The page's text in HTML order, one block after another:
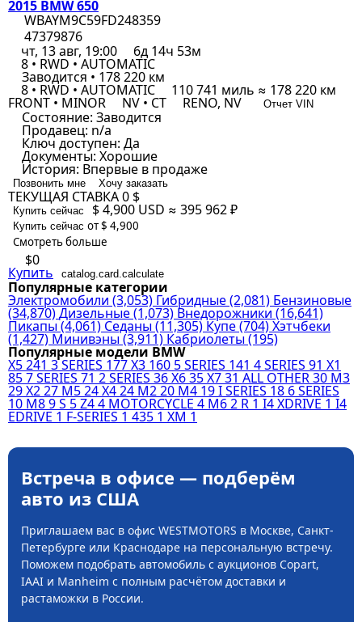
2015 BMW 650
WBAYM9C59FD248359
47379876
чт, 13 авг, 19:00
6д 14ч 53м
8 • RWD • AUTOMATIC
Заводится • 178 220 км
8 • RWD • AUTOMATIC 110 741 миль ≈ 178 220 км
FRONT • MINOR NV • CT RENO, NV Отчет VIN
Состояние: Заводится
Продавец: n/a
Ключ доступен: Да
Документы: Хорошие
История: Впервые в продаже
Позвонить мне Хочу заказать
ТЕКУЩАЯ СТАВКА0 $
Купить сейчас $ 4,900 USD ≈ 395 962 ₽
Купить сейчас от $ 4,900
Смотреть больше
$0
Купить catalog.card.calculate
Популярные категории
Электромобили (3,053) Гибридные(2,081) Бензиновые
(34,870)Дизельные(1,073) Внедорожники (16,641)
Пикапы(4,061) Седаны(11,305)Купе(704)Хэтчбеки
(1,427) Минивэны(3,911) Кабриолеты(195)
Популярные модели BMW
X5241 3 SERIES 177X3 160 5 SERIES 141 4 SERIES 91 X1
857 SERIES 71 2 SERIES 36X635X731 ALL OTHER30 M3
29X227 M524X424 M220 M4 19I SERIES 18 6 SERIES
10 M89S 5Z44 MOTORCYCLE 4 M62 R 1 I4 XDRIVE 1 I4
EDRIVE 1 F-SERIES 1 435 1 XM 1
Встреча в офисе — подберём
авто из США
Приглашаем вас в офис WESTMOTORS в Москве, Санкт-
Петербурге или Краснодаре на персональную встречу.
Поможем подобрать автомобиль с аукционов Copart,
IAAI и Manheim с полным расчётом доставки и
растаможки в России.